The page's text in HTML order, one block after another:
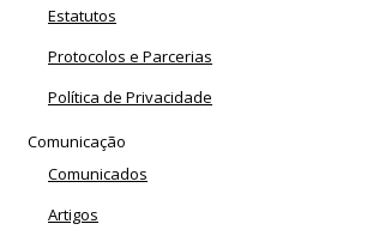
Estatutos
Protocolos e Parcerias
Política de Privacidade
Comunicação
Comunicados
Artigos